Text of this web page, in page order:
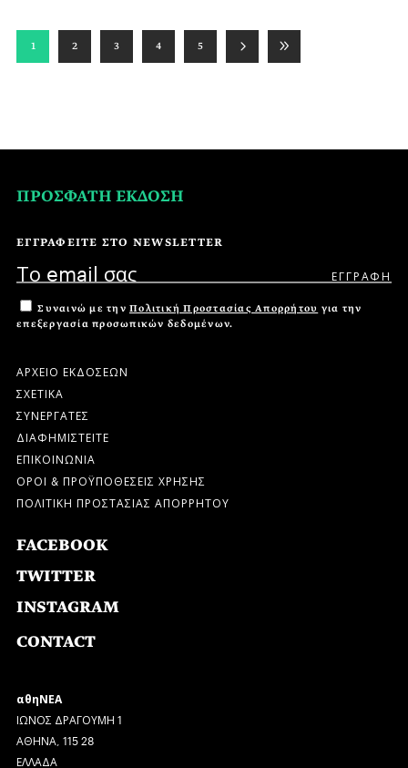
1 2 3 4 5
ΠΡΟΣΦΑΤΗ ΕΚΔΟΣΗ
ΕΓΓΡΑΦΕΙΤΕ ΣΤΟ NEWSLETTER
Συναινώ με την Πολιτική Προστασίας Απορρήτου για την
επεξεργασία προσωπικών δεδομένων.
ΑΡΧΕΙΟ ΕΚΔΟΣΕΩΝ
ΣΧΕΤΙΚΑ
ΣΥΝΕΡΓΑΤΕΣ
ΔΙΑΦΗΜΙΣΤΕΙΤΕ
ΕΠΙΚΟΙΝΩΝΙΑ
ΟΡΟΙ & ΠΡΟΫΠΟΘΕΣΕΙΣ ΧΡΗΣΗΣ
ΠΟΛΙΤΙΚΗ ΠΡΟΣΤΑΣΙΑΣ ΑΠΟΡΡΗΤΟΥ
FACEBOOK
TWITTER
INSTAGRAM
CONTACT
αθηΝΕΑ
ΙΩΝΟΣ ΔΡΑΓΟΥΜΗ 1
ΑΘΗΝΑ, 115 28
ΕΛΛΑΔΑ